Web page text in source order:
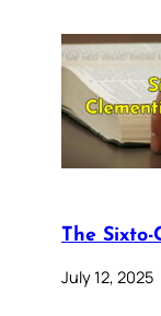
The
July 12, 2025